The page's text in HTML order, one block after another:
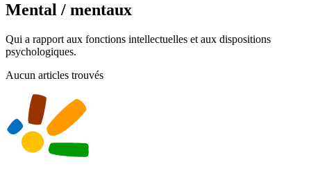
Mental / mentaux
Qui a rapport aux fonctions intellectuelles et aux dispositions
psychologiques.
Aucun articles trouvés